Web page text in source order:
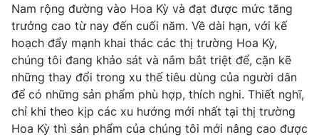
Nam rộng đường vào Hoa Kỳ và đạt được mức tăng
trưởng cao từ nay đến cuối năm. Về dài hạn, với kế
hoạch đẩy mạnh khai thác các thị trường Hoa Kỳ,
chúng tôi đang khảo sát và nắm bắt triệt để, cặn kẽ
những thay đổi trong xu thế tiêu dùng của người dân
để có những sản phẩm phù hợp, thích nghi. Thiết nghĩ,
chỉ khi theo kịp các xu hướng mới nhất tại thị trường
Hoa Kỳ thì sản phẩm của chúng tôi mới nâng cao được